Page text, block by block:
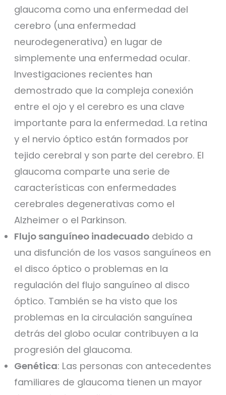
glaucoma como una enfermedad del
cerebro (una enfermedad
neurodegenerativa) en lugar de
simplemente una enfermedad ocular.
Investigaciones recientes han
demostrado que la compleja conexión
entre el ojo y el cerebro es una clave
importante para la enfermedad. La retina
y el nervio óptico están formados por
tejido cerebral y son parte del cerebro. El
glaucoma comparte una serie de
características con enfermedades
cerebrales degenerativas como el
Alzheimer o el Parkinson.
Flujo sanguíneo inadecuado debido a
una disfunción de los vasos sanguíneos en
el disco óptico o problemas en la
regulación del flujo sanguíneo al disco
óptico. También se ha visto que los
problemas en la circulación sanguínea
detrás del globo ocular contribuyen a la
progresión del glaucoma.
Genética: Las personas con antecedentes
familiares de glaucoma tienen un mayor